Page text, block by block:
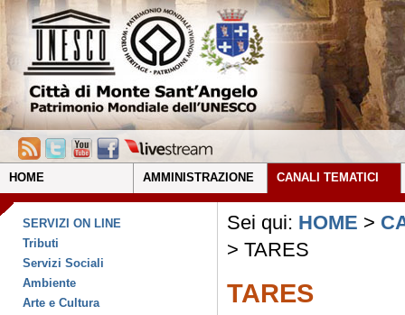
HOME AMMINISTRAZIONE CANALI TEMATICI
SERVIZI ON LINE
Tributi
Servizi Sociali
Ambiente
Arte e Cultura
Sei qui: HOME >
> TARES
TARES